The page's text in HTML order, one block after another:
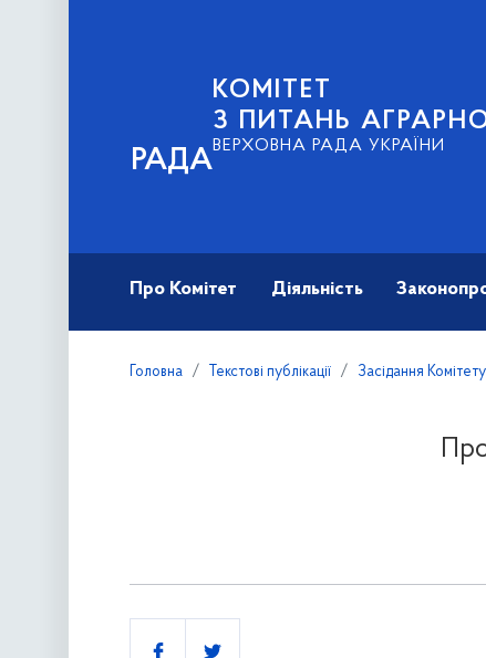
РАДА
КОМІТЕТ
З ПИТАНЬ
ВЕРХОВНА РАДА УКРАЇНИ
Про Комітет Діяльність
Головна Текстові публікації Засідання Комітету
Поділитись